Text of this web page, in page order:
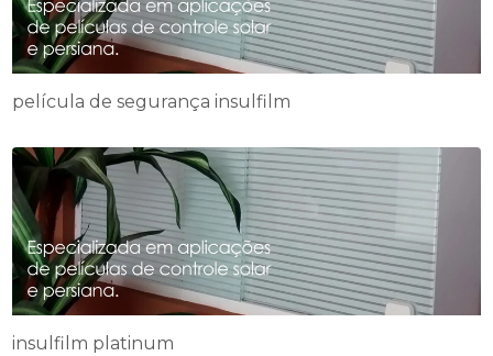
película de segurança insulfilm
insulfilm platinum